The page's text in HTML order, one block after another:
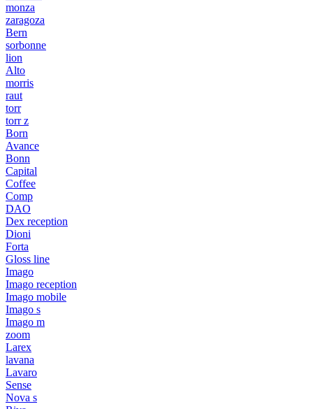
monza
zaragoza
Bern
sorbonne
lion
Alto
morris
raut
torr
torr z
Born
Avance
Bonn
Capital
Coffee
Comp
DAO
Dex reception
Dioni
Forta
Gloss line
Imago
Imago reception
Imago mobile
Imago s
Imago m
zoom
Larex
lavana
Lavaro
Sense
Nova s